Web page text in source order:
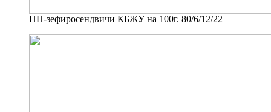
ПП-зефиросендвичи КБЖУ на 100г. 80/6/12/22